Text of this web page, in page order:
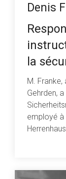
Denis
la
M.
Gehrden,
employé